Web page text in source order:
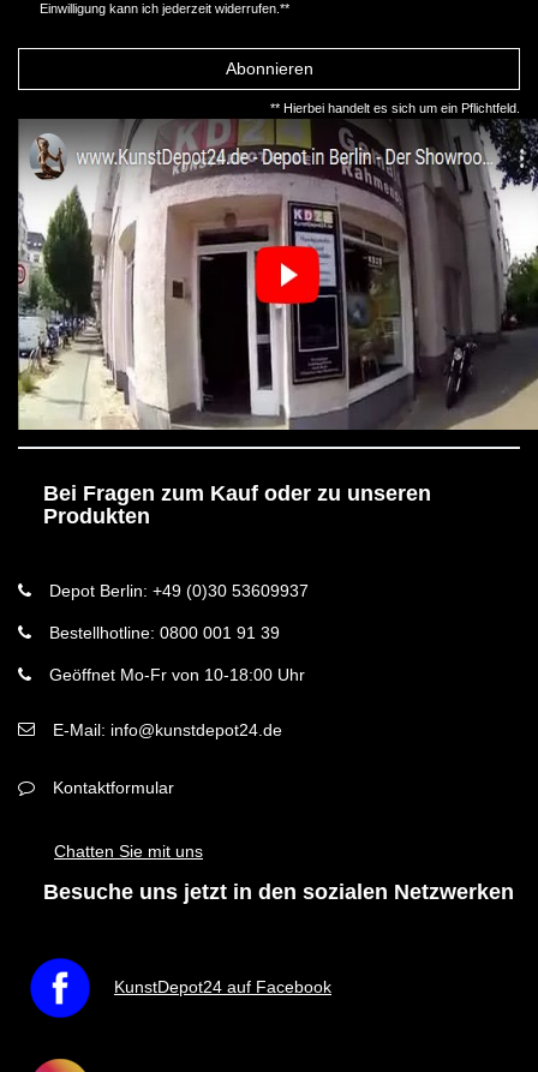
Einwilligung kann ich jederzeit widerrufen.**
Abonnieren
** Hierbei handelt es sich um ein Pflichtfeld.
Bei Fragen zum Kauf oder zu unseren
Produkten
Depot Berlin: +49 (0)30 53609937
Bestellhotline: 0800 001 91 39
Geöffnet Mo-Fr von 10-18:00 Uhr
E-Mail: info@kunstdepot24.de
Kontaktformular
Chatten Sie mit uns
Besuche uns jetzt in den sozialen Netzwerken
KunstDepot24 auf Facebook